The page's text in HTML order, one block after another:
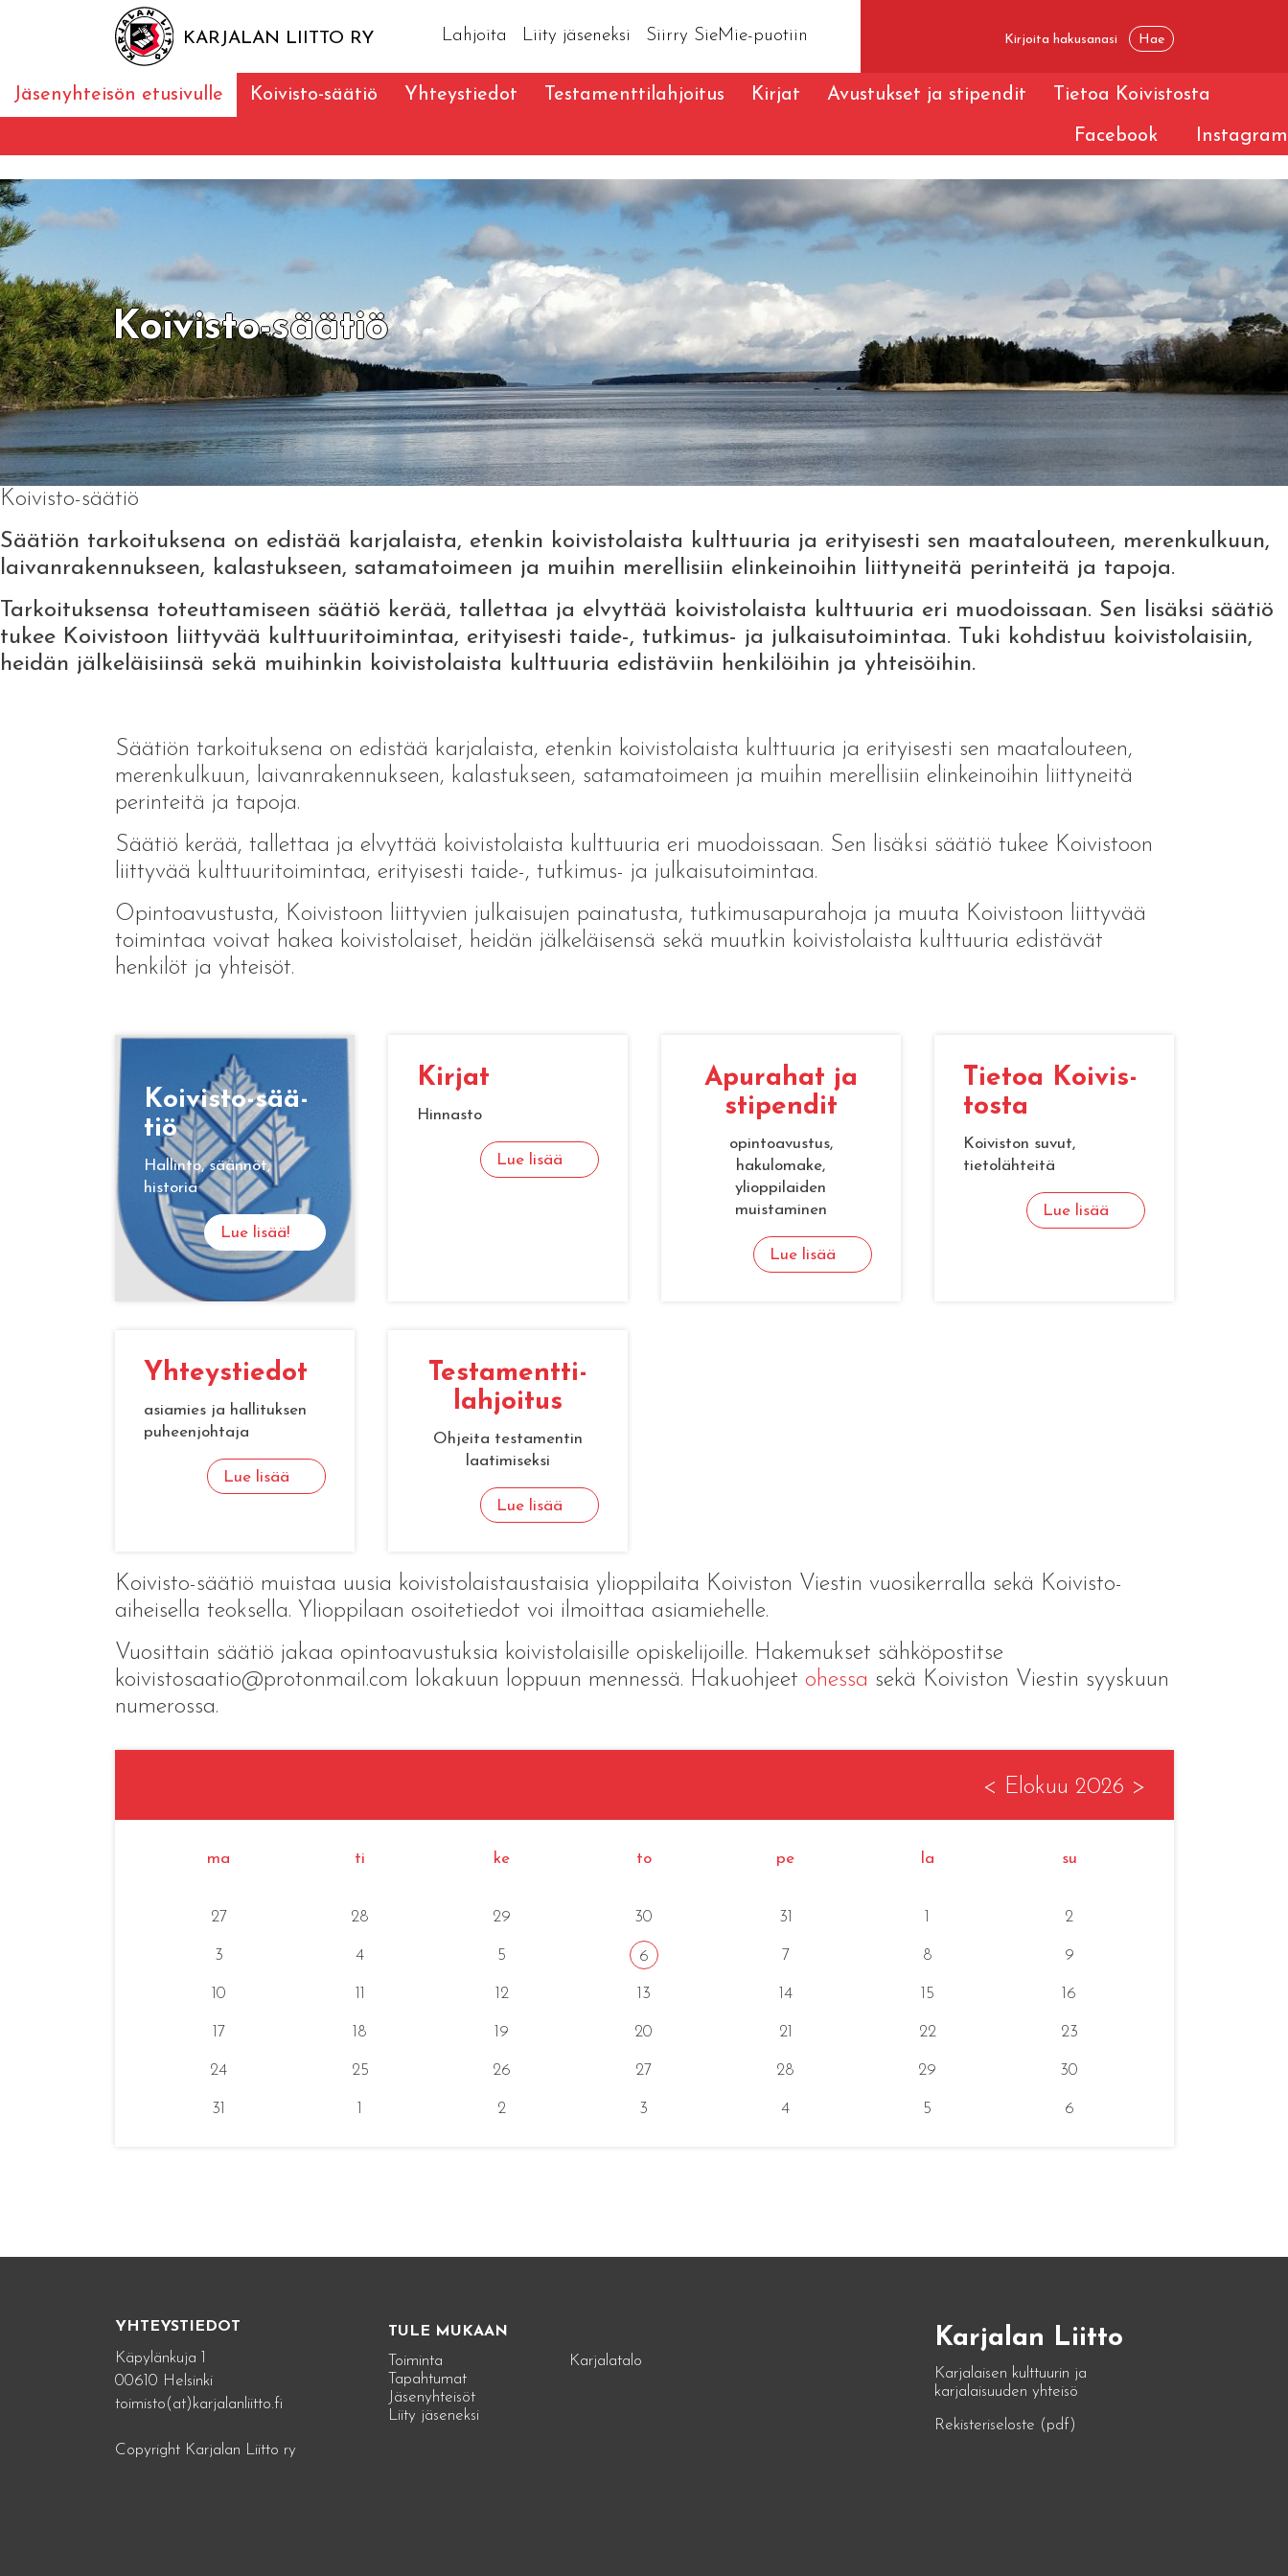
KARJALAN LIITTO RY Lahjoita Liity jäseneksi Siirry SieMie-puotiin
Jäsenyhteisön etusivulle Koivisto-säätiö Yhteystiedot Testamenttilahjoitus Kirjat Avustukset ja stipendit Tietoa Koivistosta
Facebook Instagram
Koivisto-säätiö
Koivisto-säätiö
Säätiön tarkoituksena on edistää karjalaista, etenkin koivistolaista kulttuuria ja erityisesti sen maatalouteen, merenkulkuun,
laivanrakennukseen, kalastukseen, satamatoimeen ja muihin merellisiin elinkeinoihin liittyneitä perinteitä ja tapoja.
Tarkoituksensa toteuttamiseen säätiö kerää, tallettaa ja elvyttää koivistolaista kulttuuria eri muodoissaan. Sen lisäksi säätiö
tukee Koivistoon liittyvää kulttuuritoimintaa, erityisesti taide-, tutkimus- ja julkaisutoimintaa. Tuki kohdistuu koivistolaisiin,
heidän jälkeläisiinsä sekä muihinkin koivistolaista kulttuuria edistäviin henkilöihin ja yhteisöihin.
Säätiön tarkoituksena on edistää karjalaista, etenkin koivistolaista kulttuuria ja erityisesti sen maatalouteen,
merenkulkuun, laivanrakennukseen, kalastukseen, satamatoimeen ja muihin merellisiin elinkeinoihin liittyneitä
perinteitä ja tapoja.
Säätiö kerää, tallettaa ja elvyttää koivistolaista kulttuuria eri muodoissaan. Sen lisäksi säätiö tukee Koivistoon
liittyvää kulttuuritoimintaa, erityisesti taide-, tutkimus- ja julkaisutoimintaa.
Opintoavustusta, Koivistoon liittyvien julkaisujen painatusta, tutkimusapurahoja ja muuta Koivistoon liittyvää
toimintaa voivat hakea koivistolaiset, heidän jälkeläisensä sekä muutkin koivistolaista kulttuuria edistävät
henkilöt ja yhteisöt.
Koi­vis­to-sää­
tiö
Hallinto, säännöt,
historia
Lue lisää!
Kir­jat
Hinnasto
Lue lisää
Apu­ra­hat ja
sti­pen­dit
opintoavustus,
hakulomake,
ylioppilaiden
muistaminen
Lue lisää
Tie­toa Koi­vis­
tos­ta
Koiviston suvut,
tietolähteitä
Lue lisää
Yh­teys­tie­dot
asiamies ja hallituksen
puheenjohtaja
Lue lisää
Tes­ta­ment­ti­
lah­joi­tus
Ohjeita testamentin
laatimiseksi
Lue lisää
Koivisto-säätiö muistaa uusia koivistolaistaustaisia ylioppilaita Koiviston Viestin vuosikerralla sekä Koivisto-
aiheisella teoksella. Ylioppilaan osoitetiedot voi ilmoittaa asiamiehelle.
Vuosittain säätiö jakaa opintoavustuksia koivistolaisille opiskelijoille. Hakemukset sähköpostitse
koivistosaatio@protonmail.com lokakuun loppuun mennessä. Hakuohjeet ohessa sekä Koiviston Viestin syyskuun
numerossa.
< Elokuu 2026 >
ma ti ke to pe la su
27 28 29 30 31 2
3 4 5 6 7 8 9
10 12 13 14 15 16
17 18 19 20 21 22 23
24 25 26 27 28 29 30
31 2 3 4 5 6
YHTEYSTIEDOT
Käpylänkuja 1
00610 Helsinki
toimisto(at)karjalanliitto.fi
Copyright Karjalan Liitto ry
TULE MUKAAN
Toiminta
Tapahtumat
Jäsenyhteisöt
Liity jäseneksi
Karjalatalo
Karjalan Liitto
Karjalaisen kulttuurin ja
karjalaisuuden yhteisö
Rekisteriseloste (pdf)